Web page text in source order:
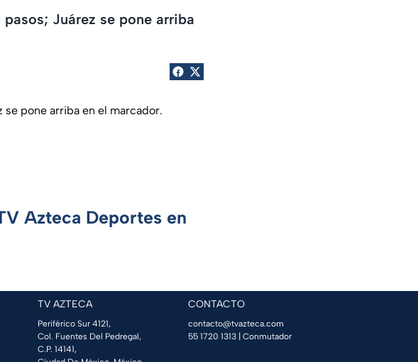
Juárez se pone arriba
se pone arriba en el marcador.
Azteca Deportes en
TV AZTECA
Periférico Sur 4121,
Col. Fuentes Del Pedregal,
C.P. 14141,
CONTACTO
contacto@tvazteca.com
55 1720 1313 | Conmutador